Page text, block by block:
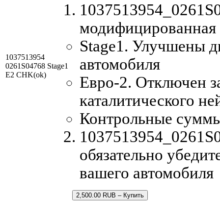
1037513954
0261S04768 Stage1
E2 CHK(ok)
Stage1. Улучшены
автомобиля
Евро-2. Отключен
каталитического
Контрольные
обязательно
вашего автомобиля
2,500.00 RUB – Купить